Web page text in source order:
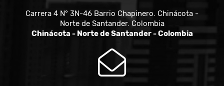
Carrera 4 N° 3N-46 Barrio Chapinero. Chinácota -
Norte de Santander. Colombia
Chinácota - Norte de Santander - Colombia